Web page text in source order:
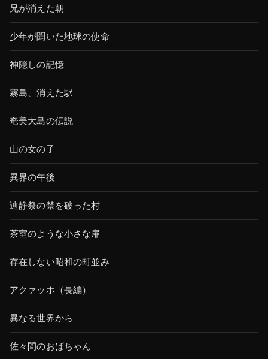
兄が消えた朝
少年が聞いた地球の使命
神隠しの記憶
霧島、消えた駅
奄美大島の伝説
山の女の子
異界の午後
辿静祭の禁を破った村
茶室のような小さな扉
存在しない昭和の町並み
アクァッホ（長編）
異なる世界から
佐々間のおばちゃん